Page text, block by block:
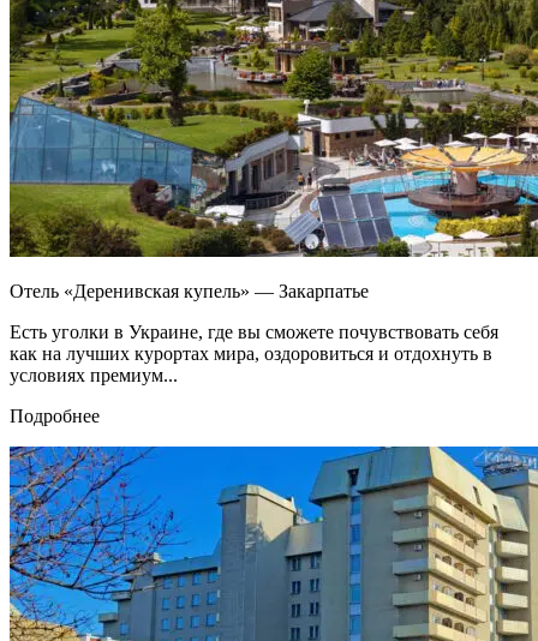
Отель «Деренивская купель» — Закарпатье
Есть уголки в Украине, где вы сможете почувствовать себя
как на лучших курортах мира, оздоровиться и отдохнуть в
условиях премиум...
Подробнее